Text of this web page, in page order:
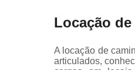
Locação
A locação de
articulados,